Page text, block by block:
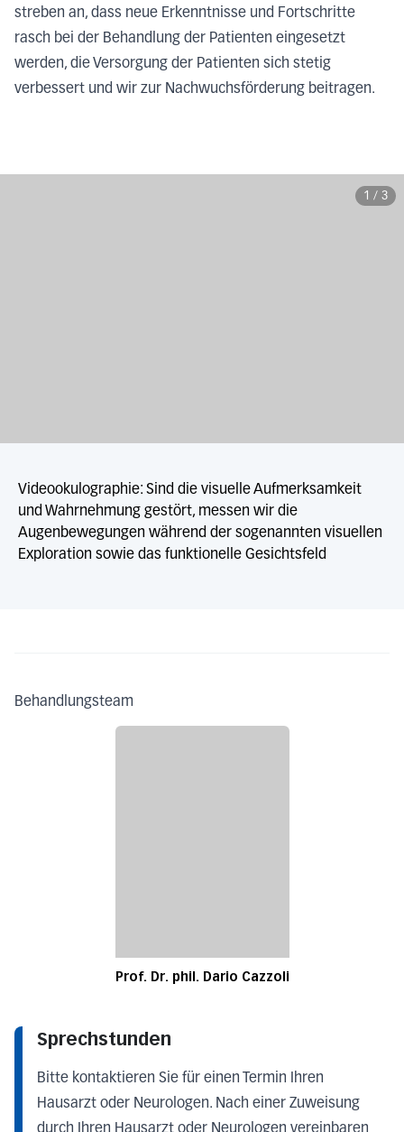
streben an, dass neue Erkenntnisse und Fortschritte
rasch bei der Behandlung der Patienten eingesetzt
werden, die Versorgung der Patienten sich stetig
verbessert und wir zur Nachwuchsförderung beitragen.
1 / 3
Videookulographie: Sind die visuelle Aufmerksamkeit
und Wahrnehmung gestört, messen wir die
Augenbewegungen während der sogenannten visuellen
Exploration sowie das funktionelle Gesichtsfeld
Behandlungsteam
Prof. Dr. phil. Dario Cazzoli
Sprechstunden
Bitte kontaktieren Sie für einen Termin Ihren
Hausarzt oder Neurologen. Nach einer Zuweisung